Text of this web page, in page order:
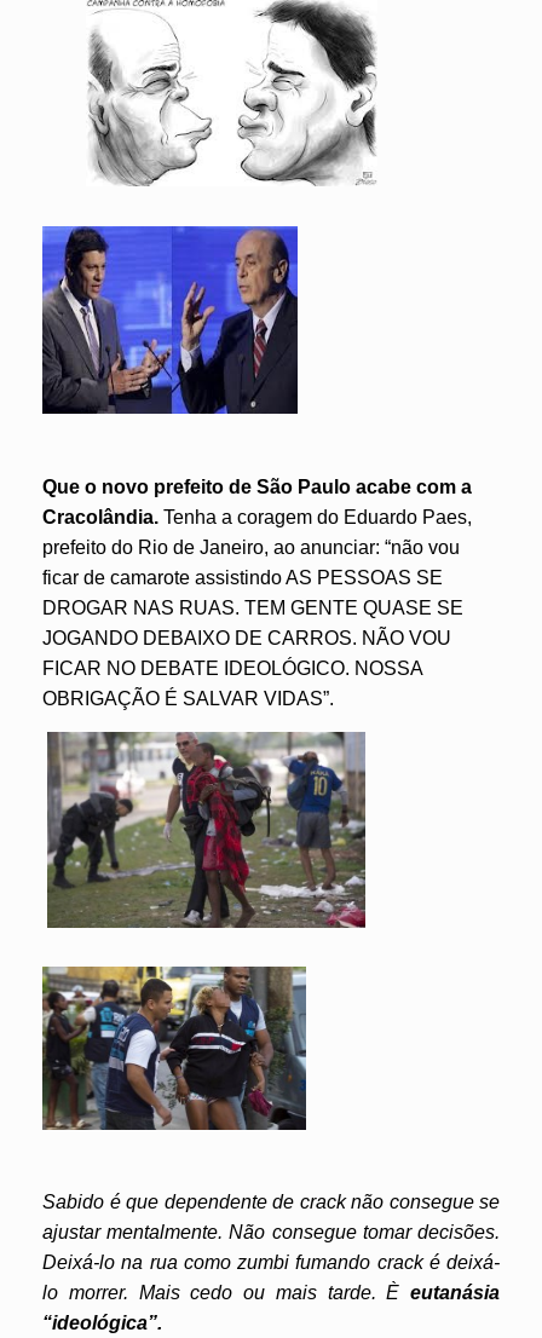
Que o novo prefeito de São Paulo acabe com a
Cracolândia. Tenha a coragem do Eduardo Paes,
prefeito do Rio de Janeiro, ao anunciar: “não vou
ficar de camarote assistindo AS PESSOAS SE
DROGAR NAS RUAS. TEM GENTE QUASE SE
JOGANDO DEBAIXO DE CARROS. NÃO VOU
FICAR NO DEBATE IDEOLÓGICO. NOSSA
OBRIGAÇÃO É SALVAR VIDAS”.
Sabido é que dependente de crack não consegue se
ajustar mentalmente. Não consegue tomar decisões.
Deixá-lo na rua como zumbi fumando crack é deixá-
lo morrer. Mais cedo ou mais tarde. È eutanásia
“ideológica”.